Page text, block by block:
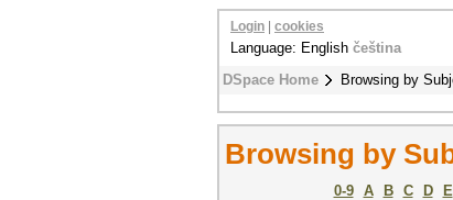
DSpace Home Browsing by
Login cookies
Language: English čeština
Browsing by
0-9 A B C D E